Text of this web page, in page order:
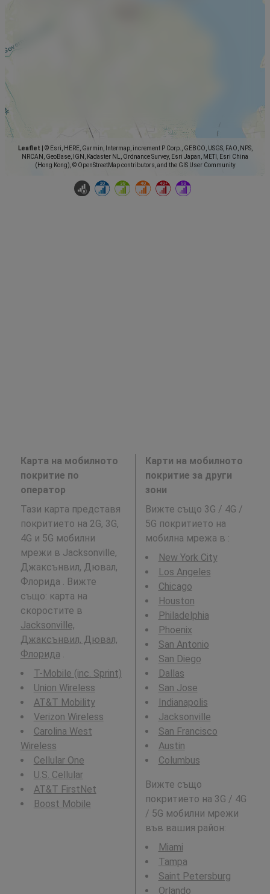
Leaflet
© Esri, HERE, Garmin, Intermap, increment P Corp., GEBCO, USGS, FAO, NPS,
NRCAN, GeoBase, IGN, Kadaster NL, Ordnance Survey, Esri Japan, METI, Esri China
(Hong Kong), © OpenStreetMap contributors, and the GIS User Community
Карта на мобилното
покритие по
оператор
Тази карта представя
покритието на 2G, 3G,
4G и 5G мобилни
мрежи в Jacksonville,
Джаксънвил, Дювал,
Флорида . Вижте
също: карта на
скоростите в
Jacksonville,
Джаксънвил, Дювал,
Флорида .
T-Mobile (inc. Sprint)
Union Wireless
AT&T Mobility
Verizon Wireless
Carolina West
Wireless
Cellular One
U.S. Cellular
AT&T FirstNet
Boost Mobile
Карти на мобилното
покритие за други
зони
Вижте също 3G / 4G /
5G покритието на
мобилна мрежа в :
New York City
Los Angeles
Chicago
Houston
Philadelphia
Phoenix
San Antonio
San Diego
Dallas
San Jose
Indianapolis
Jacksonville
San Francisco
Austin
Columbus
Вижте също
покритието на 3G / 4G
/ 5G мобилни мрежи
във вашия район:
Miami
Tampa
Saint Petersburg
Orlando